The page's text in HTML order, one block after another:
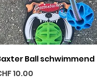
Schnellansicht
Ball schwimmend
10.00